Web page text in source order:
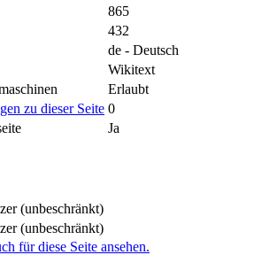
865
432
de - Deutsch
Wikitext
Erlaubt
zu dieser Seite 0
Ja
(unbeschränkt)
(unbeschränkt)
für diese Seite ansehen.